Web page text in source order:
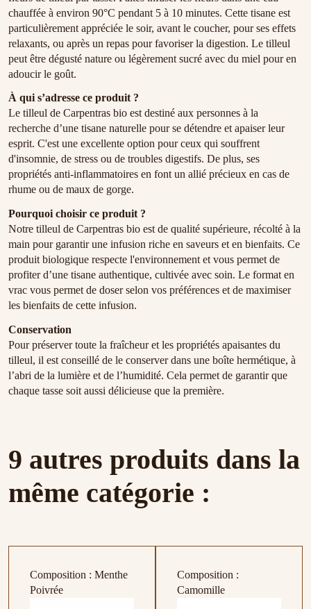
chauffée à environ 90°C pendant 5 à 10 minutes. Cette tisane est
particulièrement appréciée le soir, avant le coucher, pour ses effets
relaxants, ou après un repas pour favoriser la digestion. Le tilleul
peut être dégusté nature ou légèrement sucré avec du miel pour en
adoucir le goût.
À qui s’adresse ce produit ?
Le tilleul de Carpentras bio est destiné aux personnes à la
recherche d’une tisane naturelle pour se détendre et apaiser leur
esprit. C'est une excellente option pour ceux qui souffrent
d'insomnie, de stress ou de troubles digestifs. De plus, ses
propriétés anti-inflammatoires en font un allié précieux en cas de
rhume ou de maux de gorge.
Pourquoi choisir ce produit ?
Notre tilleul de Carpentras bio est de qualité supérieure, récolté à la
main pour garantir une infusion riche en saveurs et en bienfaits. Ce
produit biologique respecte l'environnement et vous permet de
profiter d’une tisane authentique, cultivée avec soin. Le format en
vrac vous permet de doser selon vos préférences et de maximiser
les bienfaits de cette infusion.
Conservation
Pour préserver toute la fraîcheur et les propriétés apaisantes du
tilleul, il est conseillé de le conserver dans une boîte hermétique, à
l’abri de la lumière et de l’humidité. Cela permet de garantir que
chaque tasse soit aussi délicieuse que la première.
9 autres produits dans la
même catégorie :
Composition : Menthe
Poivrée
Composition :
Camomille